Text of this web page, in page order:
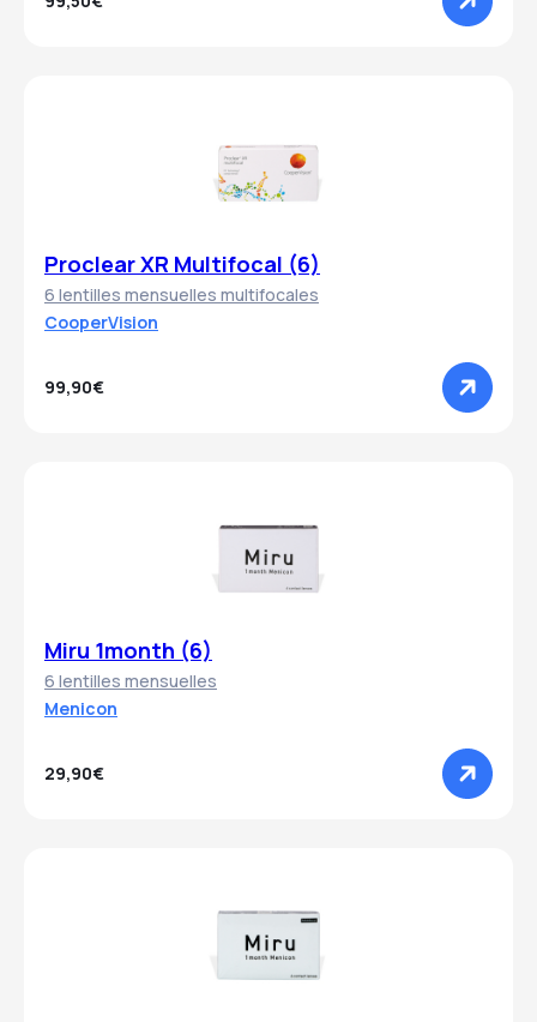
Proclear XR Multifocal (6)
6 lentilles mensuelles multifocales
CooperVision
99,90€
Miru 1month (6)
6 lentilles mensuelles
Menicon
29,90€